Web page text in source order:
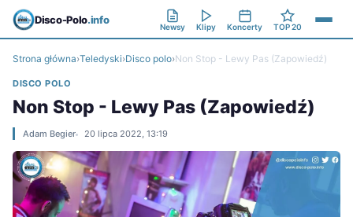
Disco-Polo.info
Newsy Klipy Koncerty TOP 20
Strona główna›Teledyski›Disco polo›Non Stop - Lewy Pas (Zapowiedź)
DISCO POLO
Non Stop - Lewy Pas (Zapowiedź)
Adam Begier 20 lipca 2022, 13:19